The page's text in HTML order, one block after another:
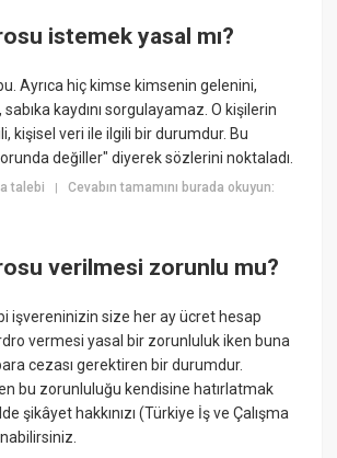
istemek yasal mı?
bu. Ayrıca hiç kimse kimsenin gelenini,
sabıka kaydını sorgulayamaz. O kişilerin
kişisel veri ile ilgili bir durumdur. Bu
değiller" diyerek sözlerini noktaladı.
talebi |Cevabın tamamını burada okuyun:
verilmesi zorunlu mu?
işvereninizin size her ay ücret hesap
vermesi yasal bir zorunluluk iken buna
cezası gerektiren bir durumdur.
bu zorunluluğu kendisine hatırlatmak
şikâyet hakkınızı (Türkiye İş ve Çalışma